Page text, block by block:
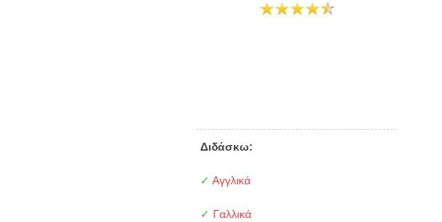
Διδάσκω:
✓ Αγγλικά
✓ Γαλλικά